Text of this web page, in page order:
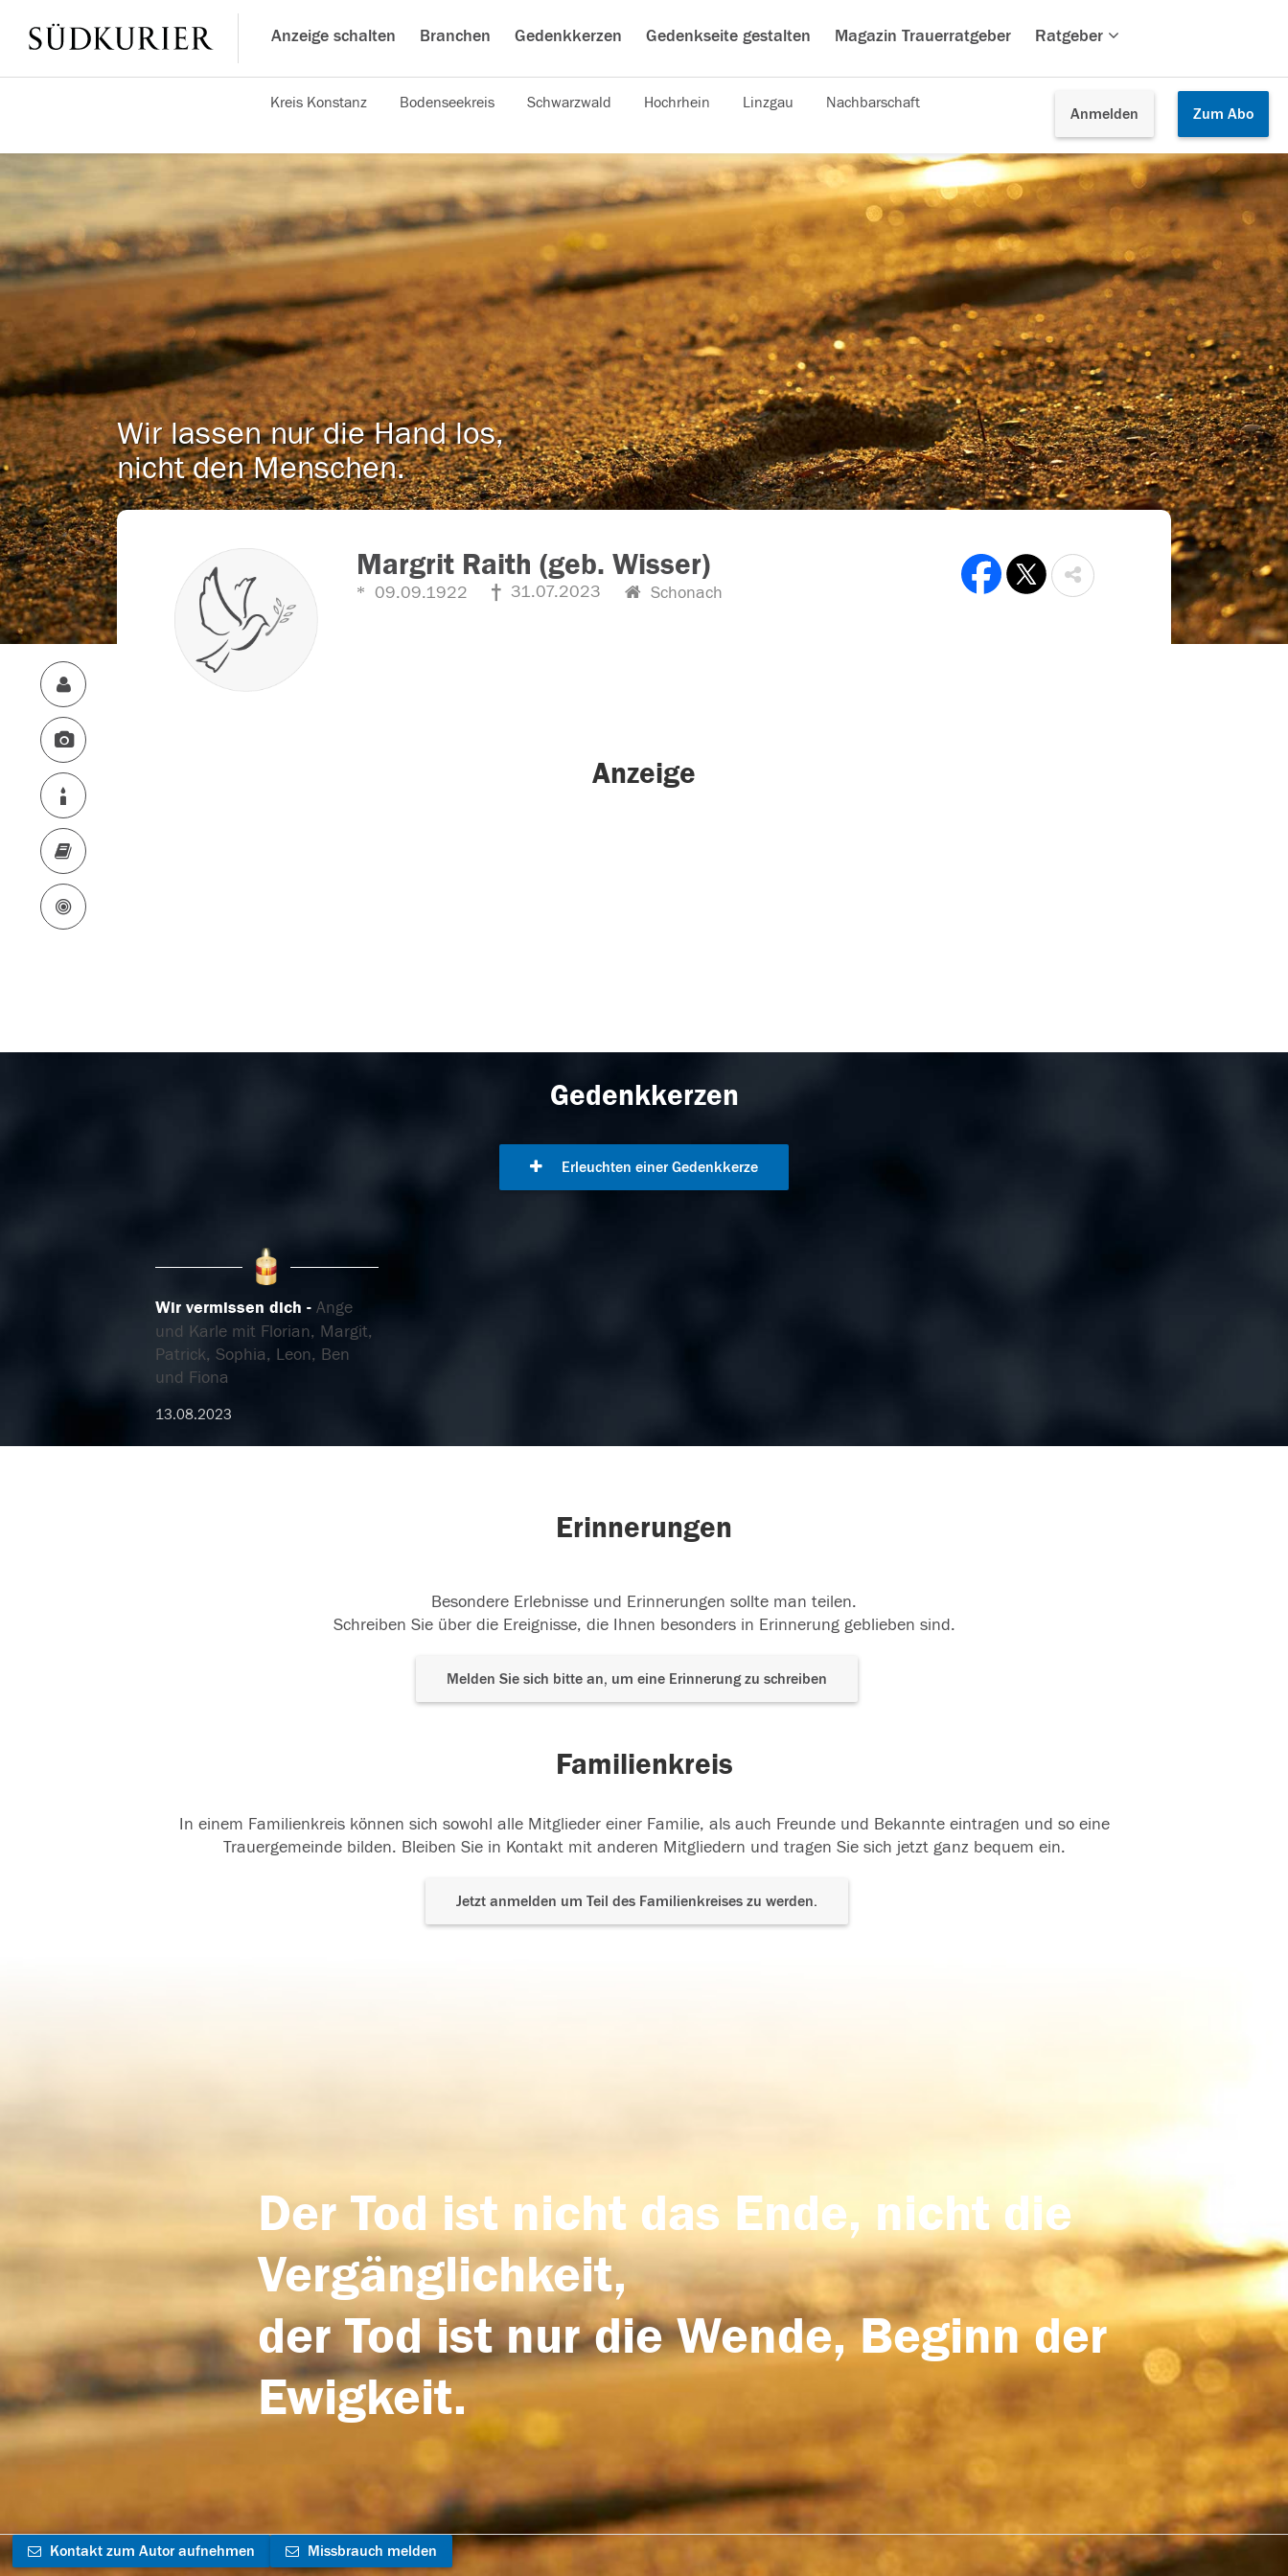
Anzeige schalten Branchen Gedenkkerzen Gedenkseite gestalten Magazin Trauerratgeber Ratgeber
Anmelden Zum Abo
Kreis Konstanz Bodenseekreis Schwarzwald Hochrhein Linzgau Nachbarschaft
Wir lassen nur die Hand los,
nicht den Menschen.
Margrit Raith (geb. Wisser)
09.09.1922 31.07.2023 Schonach
Anzeige
Gedenkkerzen
Erleuchten einer Gedenkkerze
Wir vermissen dich
Ange
und Karle mit Florian, Margit,
Patrick, Sophia, Leon, Ben
und Fiona
13.08.2023
Erinnerungen
Besondere Erlebnisse und Erinnerungen sollte man teilen.
Schreiben Sie über die Ereignisse, die Ihnen besonders in Erinnerung geblieben sind.
Melden Sie sich bitte an, um eine Erinnerung zu schreiben
Familienkreis
In einem Familienkreis können sich sowohl alle Mitglieder einer Familie, als auch Freunde und Bekannte eintragen und so eine
Trauergemeinde bilden. Bleiben Sie in Kontakt mit anderen Mitgliedern und tragen Sie sich jetzt ganz bequem ein.
Jetzt anmelden um Teil des Familienkreises zu werden.
Der Tod ist nicht das Ende, nicht die
Vergänglichkeit,
der Tod ist nur die Wende, Beginn der
Ewigkeit.
Kontakt zum Autor aufnehmen Missbrauch melden